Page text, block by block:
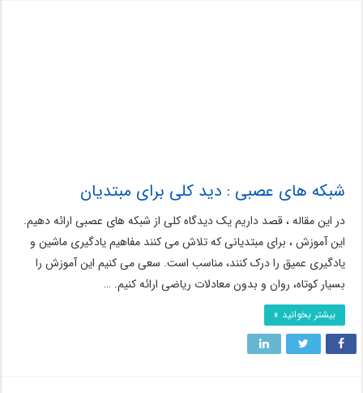
شبکه های عصبی : دید کلی برای مبتدیان
در این مقاله ، قصد داریم یک دیدگاه کلی از شبکه های عصبی ارائه دهیم.
این آموزش ، برای مبتدیانی که تلاش می کنند مفاهیم یادگیری ماشین و
یادگیری عمیق را درک کنند، مناسب است. سعی می کنیم این آموزش را
بسیار کوتاه، روان و بدون معادلات ریاضی ارائه کنیم. …
بیشتر بخوانید »